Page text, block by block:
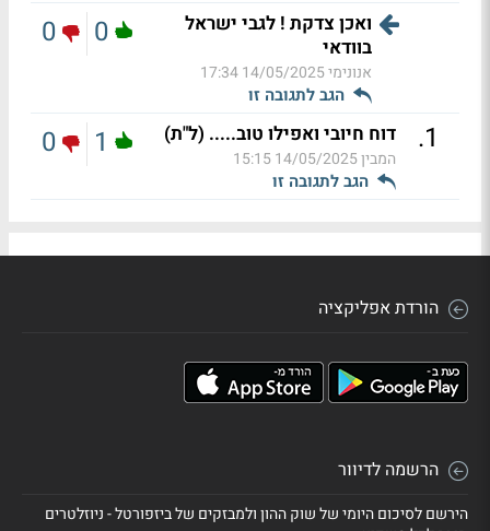
ואכן צדקת ! לגבי ישראל
בוודאי
אנונימי14/05/2025 17:34
הגב לתגובה זו
0
0
1
. דוח חיובי ואפילו טוב..... (ל"ת)
המבין14/05/2025 15:15
הגב לתגובה זו
1
0
הורדת אפליקציה
הרשמה לדיוור
הירשם לסיכום היומי של שוק ההון ולמבזקים של ביזפורטל - ניוזלטרים